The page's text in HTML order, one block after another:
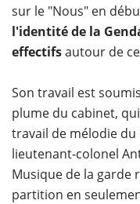
sur le "Nous" en
l'identité de la
effectifsautour de
Son travail est
plume du cabinet,
travail de mélodie du
lieutenant-colonel
Musique de la garde
partition en